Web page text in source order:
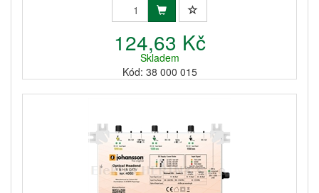
124,63 Kč
Skladem
Kód: 38 000 015